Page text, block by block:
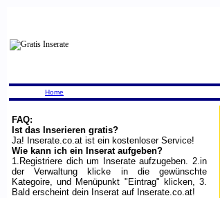
Home
FAQ:
Ist das Inserieren gratis?
Ja! Inserate.co.at ist ein kostenloser Service!
Wie kann ich ein Inserat aufgeben?
1.Registriere dich um Inserate aufzugeben. 2.in
der Verwaltung klicke in die gewünschte
Kategoire, und Menüpunkt "Eintrag" klicken, 3.
Bald erscheint dein Inserat auf Inserate.co.at!